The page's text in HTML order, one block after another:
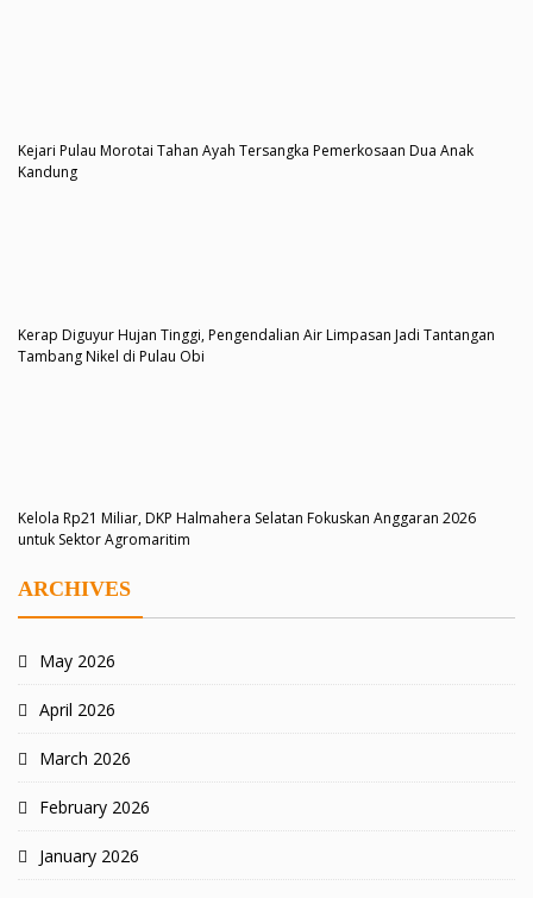
Kejari Pulau Morotai Tahan Ayah Tersangka Pemerkosaan Dua Anak
Kandung
Kerap Diguyur Hujan Tinggi, Pengendalian Air Limpasan Jadi Tantangan
Tambang Nikel di Pulau Obi
Kelola Rp21 Miliar, DKP Halmahera Selatan Fokuskan Anggaran 2026
untuk Sektor Agromaritim
ARCHIVES
May 2026
April 2026
March 2026
February 2026
January 2026